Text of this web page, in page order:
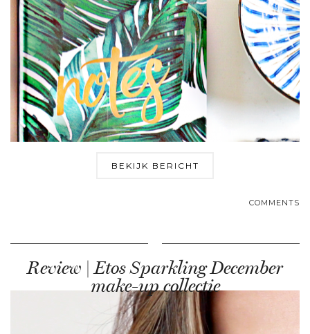
BEKIJK BERICHT
COMMENTS
Review | Etos Sparkling December
make-up collectie